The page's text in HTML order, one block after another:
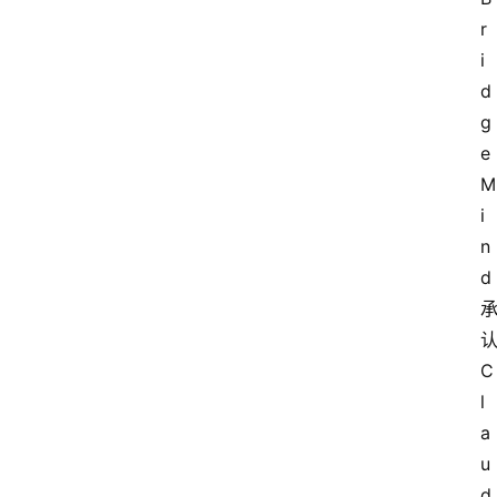
r
i
d
g
e
M
i
n
d
承
认
C
l
a
u